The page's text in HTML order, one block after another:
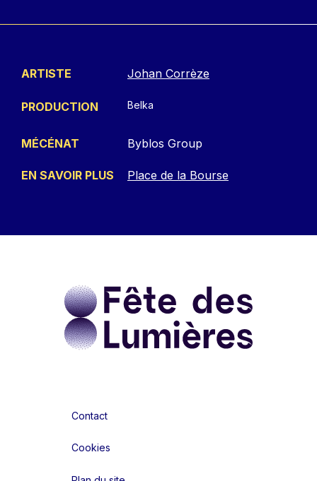
ARTISTE Johan Corrèze
PRODUCTION Belka
MÉCÉNAT Byblos Group
EN SAVOIR PLUS Place de la Bourse
Contact
Cookies